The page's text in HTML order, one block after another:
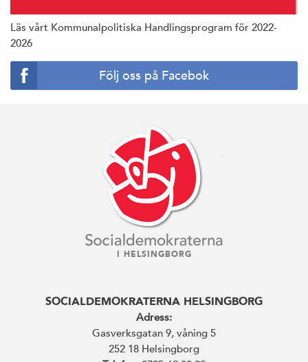
Läs vårt Kommunalpolitiska Handlingsprogram för 2022-
2026
Följ oss på Facebok
I HELSINGBORG
SOCIALDEMOKRATERNA HELSINGBORG
Adress:
Gasverksgatan 9, våning 5
252 18 Helsingborg